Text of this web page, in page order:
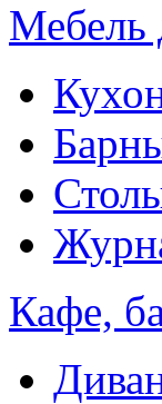
Мебель
Кафе,